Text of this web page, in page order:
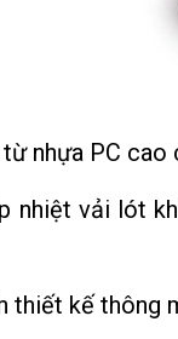
nhựa PC
nhiệt vải lót
thiết kế thông